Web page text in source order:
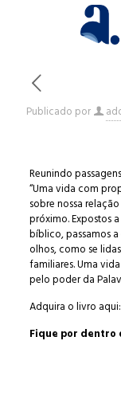
Publicado por
Reunindo
“Uma vida com
sobre nossa
próximo. Expostos
bíblico, passamos
olhos, como se
familiares. Uma
pelo poder da
Adquira o livro aqui:
Fique por dentro